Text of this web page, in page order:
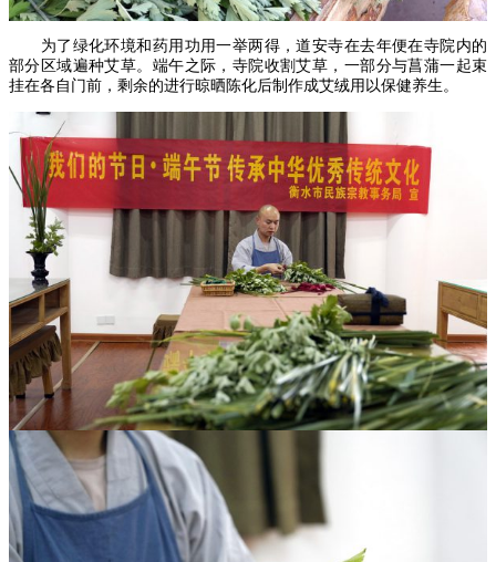
为了绿化环境和药用功用一举两得，道安寺在去年便在寺院内的
部分区域遍种艾草。端午之际，寺院收割艾草，一部分与菖蒲一起束
挂在各自门前，剩余的进行晾晒陈化后制作成艾绒用以保健养生。